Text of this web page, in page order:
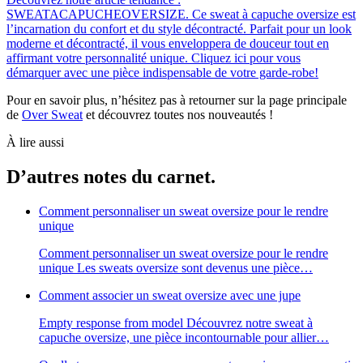
SWEATACAPUCHEOVERSIZE. Ce sweat à capuche oversize est
l’incarnation du confort et du style décontracté. Parfait pour un look
moderne et décontracté, il vous enveloppera de douceur tout en
affirmant votre personnalité unique. Cliquez ici pour vous
démarquer avec une pièce indispensable de votre garde-robe!
Pour en savoir plus, n’hésitez pas à retourner sur la page principale
de Over Sweat et découvrez toutes nos nouveautés !
À lire aussi
D’autres notes du carnet.
Comment personnaliser un sweat oversize pour le rendre
unique
Comment personnaliser un sweat oversize pour le rendre
unique Les sweats oversize sont devenus une pièce…
Comment associer un sweat oversize avec une jupe
Empty response from model Découvrez notre sweat à
capuche oversize, une pièce incontournable pour allier…